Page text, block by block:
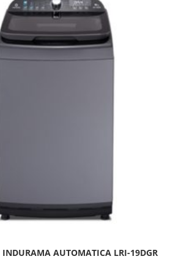
INDURAMA AUTOMATICA LRI-19DGR